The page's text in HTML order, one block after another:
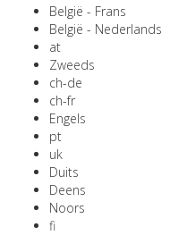
België - Frans
België - Nederlands
at
Zweeds
ch-de
ch-fr
Engels
pt
uk
Duits
Deens
Noors
fi